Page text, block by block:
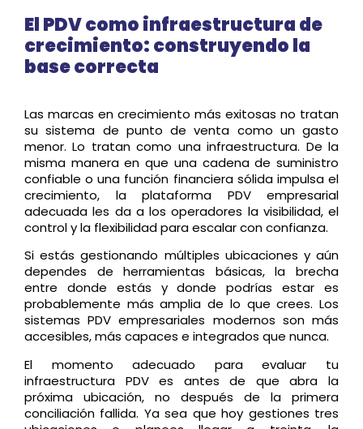
El PDV como infraestructura de
crecimiento: construyendo la
base correcta
Las marcas en crecimiento más exitosas no tratan
su sistema de punto de venta como un gasto
menor. Lo tratan como una infraestructura. De la
misma manera en que una cadena de suministro
confiable o una función financiera sólida impulsa el
crecimiento, la plataforma PDV empresarial
adecuada les da a los operadores la visibilidad, el
control y la flexibilidad para escalar con confianza.
Si estás gestionando múltiples ubicaciones y aún
dependes de herramientas básicas, la brecha
entre donde estás y donde podrías estar es
probablemente más amplia de lo que crees. Los
sistemas PDV empresariales modernos son más
accesibles, más capaces e integrados que nunca.
El momento adecuado para evaluar tu
infraestructura PDV es antes de que abra la
próxima ubicación, no después de la primera
conciliación fallida. Ya sea que hoy gestiones tres